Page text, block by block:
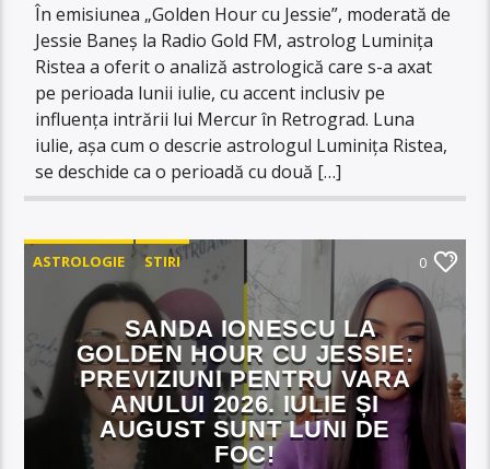
În emisiunea „Golden Hour cu Jessie”, moderată de
Jessie Baneș la Radio Gold FM, astrolog Luminița
Ristea a oferit o analiză astrologică care s-a axat
pe perioada lunii iulie, cu accent inclusiv pe
influența intrării lui Mercur în Retrograd. Luna
iulie, așa cum o descrie astrologul Luminița Ristea,
se deschide ca o perioadă cu două […]
ASTROLOGIE STIRI 0
SANDA IONESCU LA
GOLDEN HOUR CU JESSIE:
PREVIZIUNI PENTRU VARA
ANULUI 2026. IULIE ȘI
AUGUST SUNT LUNI DE
FOC!